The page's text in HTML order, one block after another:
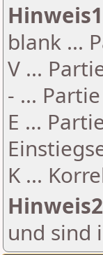
Hinweis1
blank ...
V ...
- ...
E ...
K ...
Hinweis2
und sind